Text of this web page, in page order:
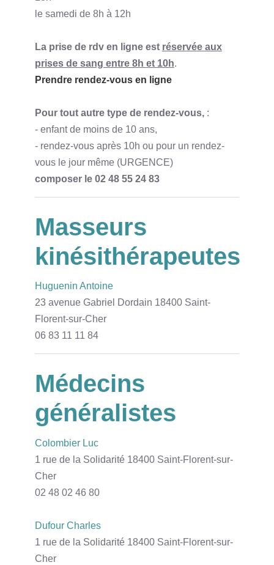
le samedi de 8h à 12h
La prise de rdv en ligne est réservée aux
prises de sang entre 8h et 10h.
Prendre rendez-vous en ligne
Pour tout autre type de rendez-vous,:
- enfant de moins de 10 ans,
- rendez-vous après 10h ou pour un rendez-
vous le jour même (URGENCE)
composer le 02 48 55 24 83
Masseurs
kinésithérapeutes
Huguenin Antoine
23 avenue Gabriel Dordain 18400 Saint-
Florent-sur-Cher
06 83 11 11 84
Médecins
généralistes
Colombier Luc
1 rue de la Solidarité 18400 Saint-Florent-sur-
Cher
02 48 02 46 80
Dufour Charles
1 rue de la Solidarité 18400 Saint-Florent-sur-
Cher